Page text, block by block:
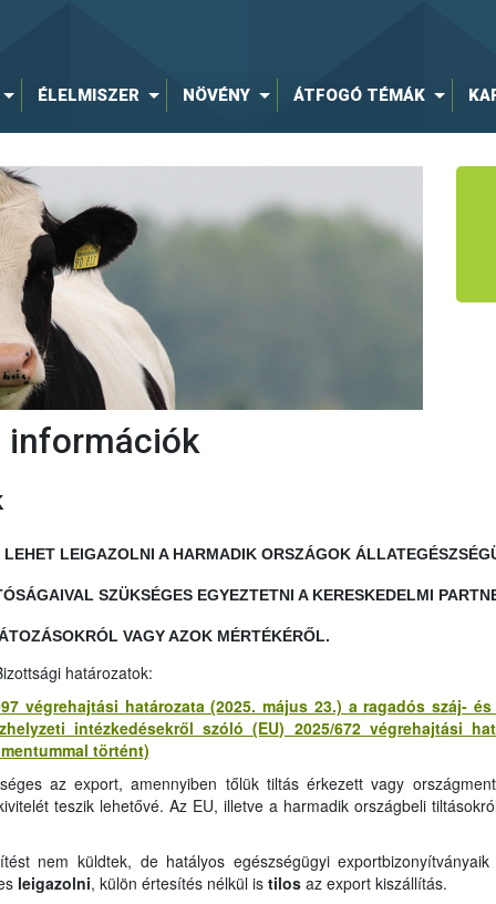
ÉLELMISZER NÖVÉNY ÁTFOGÓ TÉMÁK
információk
LEIGAZOLNI A HARMADIK ORSZÁGOK
SZÜKSÉGES EGYEZTETNI A KERESKEDELMI
VAGY AZOK MÉRTÉKÉRŐL.
határozatok:
végrehajtási határozata (2025. május 23.) a ragadós száj-
intézkedésekről szóló (EU) 2025/672 végrehajtási
történt)
az export, amennyiben tőlük tiltás érkezett vagy
teszik lehetővé. Az EU, illetve a harmadik országbeli
nem küldtek, de hatályos egészségügyi
leigazolni, külön értesítés nélkül is tilosaz export kiszállítás.